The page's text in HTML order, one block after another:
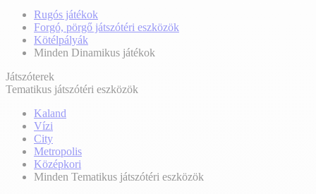
Rugós játékok
Forgó, pörgő játszótéri eszközök
Kötélpályák
Minden Dinamikus játékok
Játszóterek
Tematikus játszótéri eszközök
Kaland
Vízi
City
Metropolis
Középkori
Minden Tematikus játszótéri eszközök